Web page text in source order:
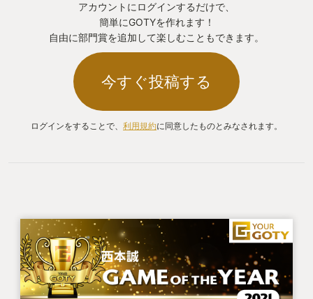
アカウントにログインするだけで、
簡単にGOTYを作れます！
自由に部門賞を追加して楽しむこともできます。
今すぐ投稿する
ログインをすることで、 利用規約に同意したものとみなされます。